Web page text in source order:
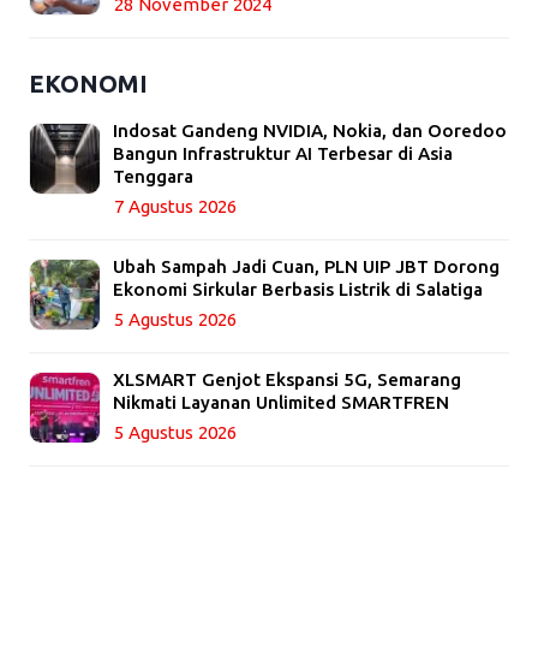
28 November 2024
EKONOMI
Indosat Gandeng NVIDIA, Nokia, dan Ooredoo
Bangun Infrastruktur AI Terbesar di Asia
Tenggara
7 Agustus 2026
Ubah Sampah Jadi Cuan, PLN UIP JBT Dorong
Ekonomi Sirkular Berbasis Listrik di Salatiga
5 Agustus 2026
XLSMART Genjot Ekspansi 5G, Semarang
Nikmati Layanan Unlimited SMARTFREN
5 Agustus 2026